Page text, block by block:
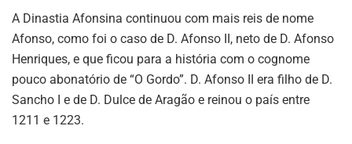
A Dinastia Afonsina continuou com mais reis de nome
Afonso, como foi o caso de D. Afonso II, neto de D. Afonso
Henriques, e que ficou para a história com o cognome
pouco abonatório de “O Gordo”. D. Afonso II era filho de D.
Sancho I e de D. Dulce de Aragão e reinou o país entre
1211 e 1223.